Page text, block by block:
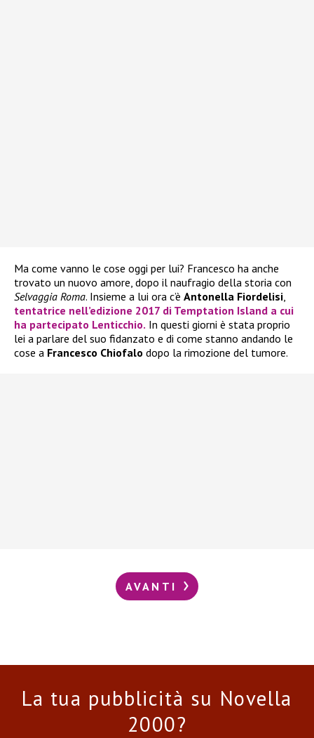
Ma come vanno le cose oggi per lui? Francesco ha anche
trovato un nuovo amore, dopo il naufragio della storia con
Selvaggia Roma. Insieme a lui ora c’è Antonella Fiordelisi,
tentatrice nell’edizione 2017 di Temptation Island a cui
ha partecipato Lenticchio. In questi giorni è stata proprio
lei a parlare del suo fidanzato e di come stanno andando le
cose a Francesco Chiofalo dopo la rimozione del tumore.
AVANTI
La tua pubblicità su Novella
2000?